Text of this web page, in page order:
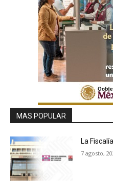
MAS POPULAR
La
7 agosto,